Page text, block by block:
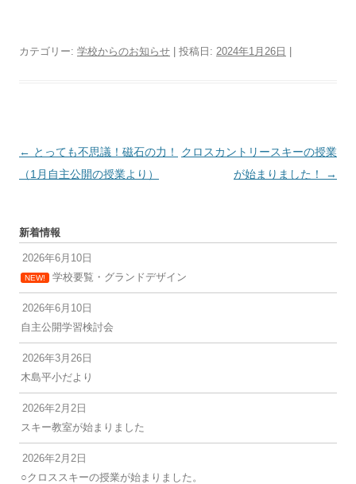
カテゴリー: 学校からのお知らせ | 投稿日: 2024年1月26日
投
稿
ゲ
ー
シ
ョ
ン
← とっても不思議！磁石の力！
（1月自主公開の授業より）
クロスカントリースキーの授業
が始まりました！
→
新着情報
2026年6月10日
NEW! 学校要覧・グランドデザイン
2026年6月10日
自主公開学習検討会
2026年3月26日
木島平小だより
2026年2月2日
スキー教室が始まりました
2026年2月2日
○クロススキーの授業が始まりました。